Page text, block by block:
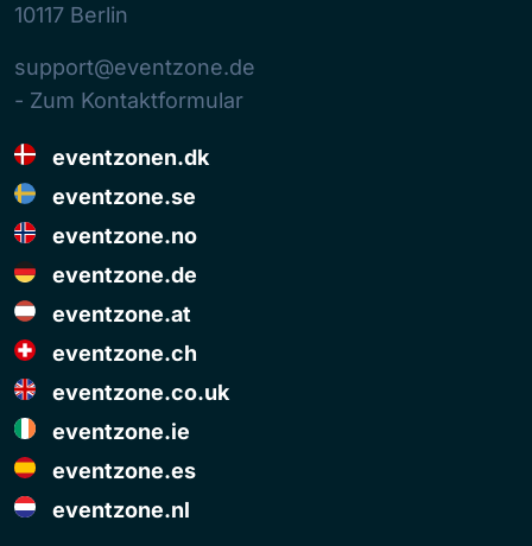
10117 Berlin
support@eventzone.de
- Zum Kontaktformular
eventzonen.dk
eventzone.se
eventzone.no
eventzone.de
eventzone.at
eventzone.ch
eventzone.co.uk
eventzone.ie
eventzone.es
eventzone.nl